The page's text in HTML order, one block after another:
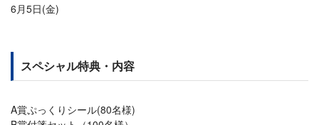
6月5日(金)
スペシャル特典・内容
A賞ぷっくりシール(80名様)